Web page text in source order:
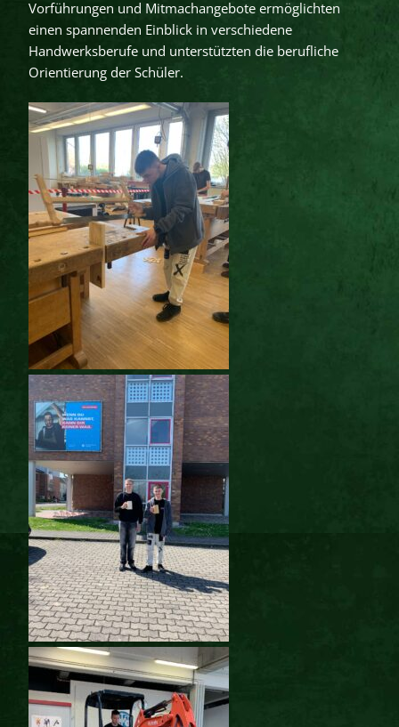
Vorführungen und Mitmachangebote ermöglichten
einen spannenden Einblick in verschiedene
Handwerksberufe und unterstützten die berufliche
Orientierung der Schüler.